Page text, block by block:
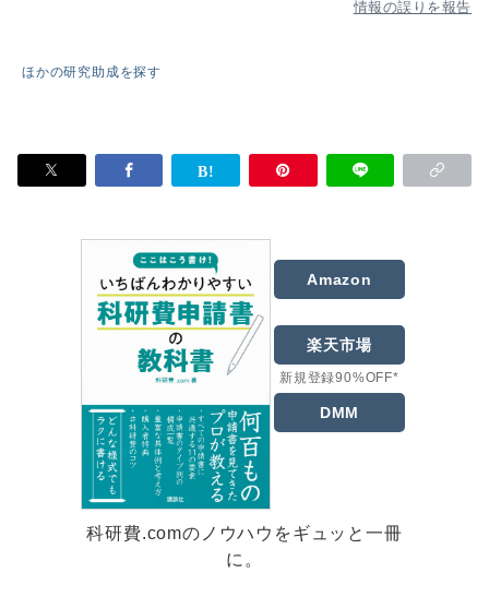
情報の誤りを報告
ほかの研究助成を探す
Amazon
楽天市場
新規登録90%OFF*
DMM
科研費.comのノウハウをギュッと一冊
に。